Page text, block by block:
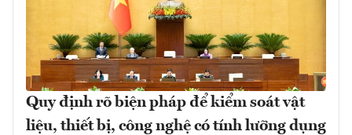
Quy định rõ biện pháp để kiểm soát vật
liệu, thiết bị, công nghệ có tính lưỡng dụng